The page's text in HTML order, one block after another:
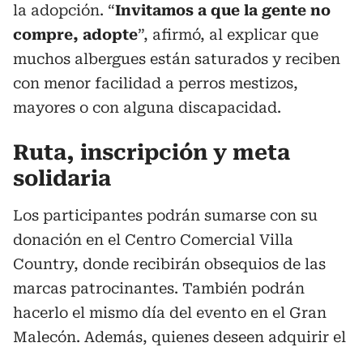
la adopción. “Invitamos a que la gente no
compre, adopte”, afirmó, al explicar que
muchos albergues están saturados y reciben
con menor facilidad a perros mestizos,
mayores o con alguna discapacidad.
Ruta, inscripción y meta
solidaria
Los participantes podrán sumarse con su
donación en el Centro Comercial Villa
Country, donde recibirán obsequios de las
marcas patrocinantes. También podrán
hacerlo el mismo día del evento en el Gran
Malecón. Además, quienes deseen adquirir el